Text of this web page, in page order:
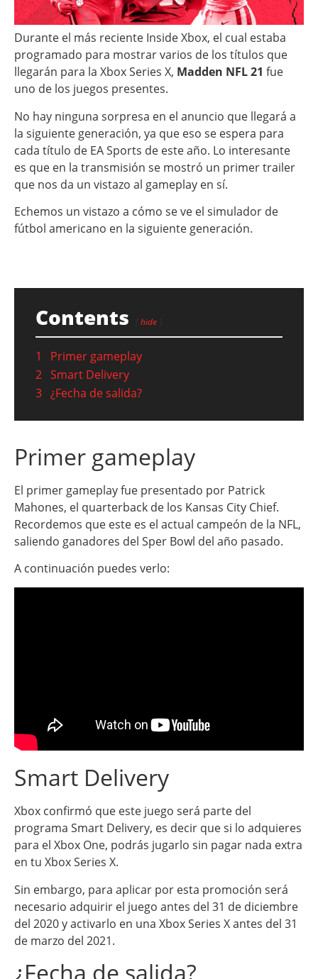
Durante el más reciente Inside Xbox, el cual estaba
programado para mostrar varios de los títulos que
llegarán para la Xbox Series X, Madden NFL 21 fue
uno de los juegos presentes.
No hay ninguna sorpresa en el anuncio que llegará a
la siguiente generación, ya que eso se espera para
cada título de EA Sports de este año. Lo interesante
es que en la transmisión se mostró un primer trailer
que nos da un vistazo al gameplay en sí.
Echemos un vistazo a cómo se ve el simulador de
fútbol americano en la siguiente generación.
Contents hide
1
Primer gameplay
2 Smart Delivery
3 ¿Fecha de salida?
Primer gameplay
El primer gameplay fue presentado por Patrick
Mahones, el quarterback de los Kansas City Chief.
Recordemos que este es el actual campeón de la NFL,
saliendo ganadores del Sper Bowl del año pasado.
A continuación puedes verlo:
Smart Delivery
Xbox confirmó que este juego será parte del
programa Smart Delivery, es decir que si lo adquieres
para el Xbox One, podrás jugarlo sin pagar nada extra
en tu Xbox Series X.
Sin embargo, para aplicar por esta promoción será
necesario adquirir el juego antes del 31 de diciembre
del 2020 y activarlo en una Xbox Series X antes del 31
de marzo del 2021.
¿Fecha de salida?